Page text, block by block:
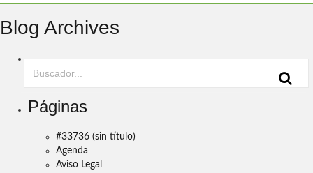
Blog Archives
Páginas
#33736 (sin título)
Agenda
Aviso Legal